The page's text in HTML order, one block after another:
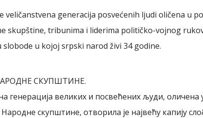
veličanstvena generacija posvećenih ljudi oličena u
skupštine, tribunima i liderima političko-vojnog
slobode u kojoj srpski narod živi 34 godine.
СКУПШТИНЕ.
генерација великих и посвећених људи,
скупштине, отворила је највећу капију